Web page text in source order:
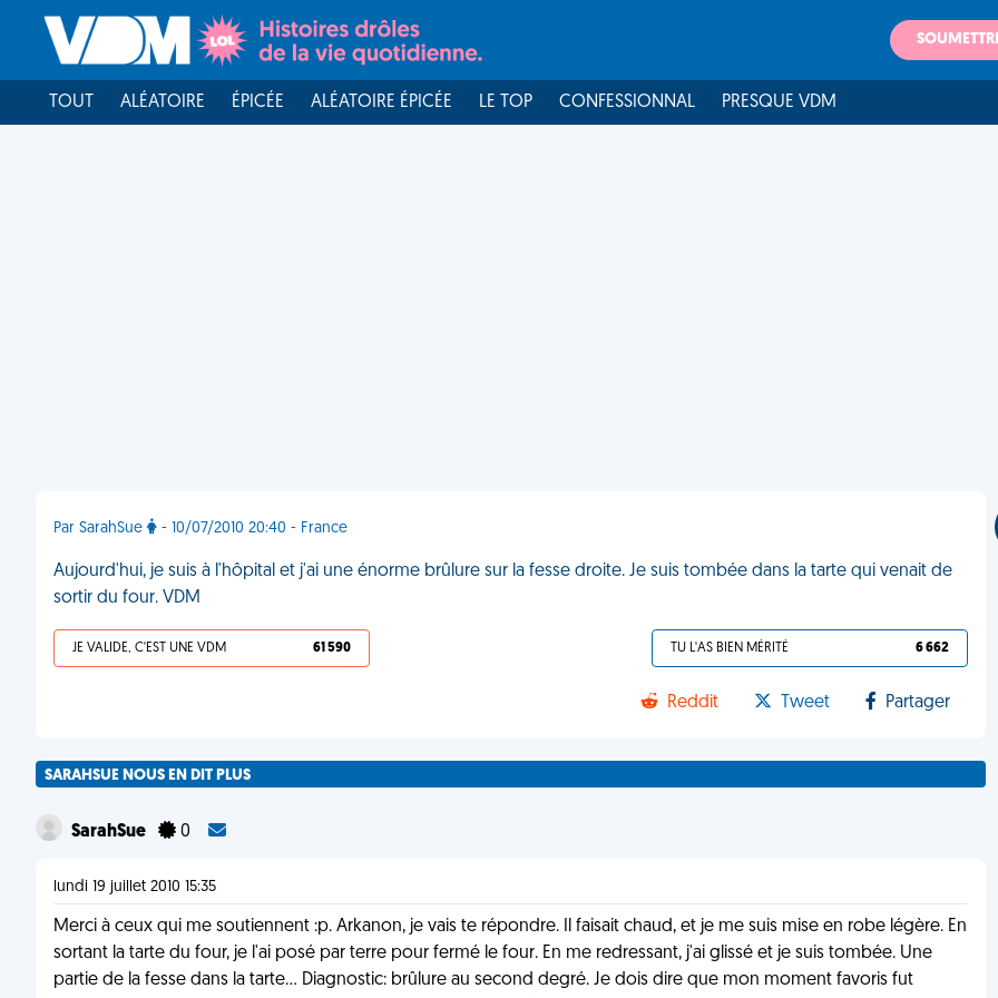
TOUT ALÉATOIRE ÉPICÉE ALÉATOIRE ÉPICÉE LE TOP CONFESSIONNAL PRESQUE VDM
Par SarahSue - 10/07/2010 20:40 - France
Aujourd'hui, je suis à l'hôpital et j'ai une énorme brûlure sur la fesse droite. Je suis tombée dans la tarte qui venait de
sortir du four. VDM
JE VALIDE, C'EST UNE VDM 61 590 TU L'AS BIEN MÉRITÉ 6 662
Reddit Tweet Partager
SARAHSUE NOUS EN DIT PLUS
SarahSue 0
lundi 19 juillet 2010 15:35
Merci à ceux qui me soutiennent :p. Arkanon, je vais te répondre. Il faisait chaud, et je me suis mise en robe légère. En
sortant la tarte du four, je l'ai posé par terre pour fermé le four. En me redressant, j'ai glissé et je suis tombée. Une
partie de la fesse dans la tarte... Diagnostic: brûlure au second degré. Je dois dire que mon moment favoris fut